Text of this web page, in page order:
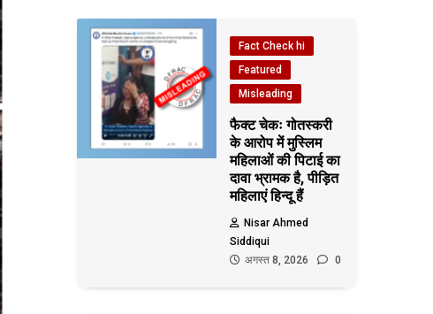
Fact Check hi
Featured
Misleading
फैक्ट चेकः गोतस्करी
के आरोप में मुस्लिम
महिलाओं की पिटाई का
दावा भ्रामक है, पीड़ित
महिलाएं हिन्दू हैं
Nisar Ahmed
Siddiqui
अगस्त 8, 2026
0